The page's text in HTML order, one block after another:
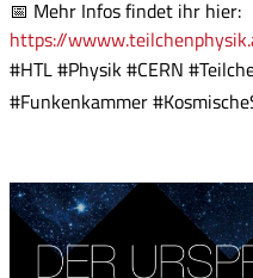
📅 Mehr Infos findet ihr hier:
https://
#HTL #Physik #CERN
#Funkenkammer